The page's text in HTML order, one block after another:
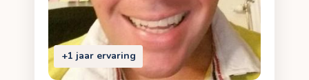
+1 jaar ervaring